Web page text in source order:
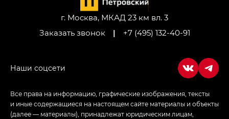
Джи Икс ПРЕМИУМ — GX PREMIUM, ЛАУНЖ —
Empow — Эмпау (Empow) в комплектации
г. Москва, МКАД 23 км вл. 3
Заказать звонок
| +7 (495) 132-40-91
Все права на информацию, графические изображения, тексты
и иные содержащиеся на настоящем сайте материалы и объекты
(далее — материалы), принадлежат юридическим лицам,